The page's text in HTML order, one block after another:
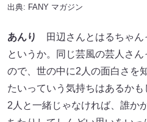
出典: FANY マガジン
あんり
田辺さんとはるちゃん
というか。同じ芸風の芸人さ
ので、世の中に2人の面白さを
たいっていう気持ちはあるか
2人と一緒じゃなければ、誰か